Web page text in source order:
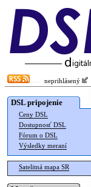
neprihlásený
DSL pripojenie
Ceny DSL
Dostupnosť DSL
Fórum o DSL
Výsledky meraní
Satelitná mapa SR